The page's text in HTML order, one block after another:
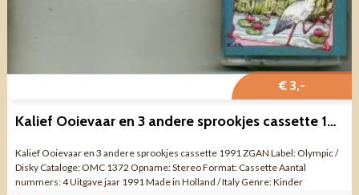
€ 3,-
Kalief Ooievaar en 3 andere sprookjes cassette 1991 ZGAN
Kalief Ooievaar en 3 andere sprookjes cassette 1991 ZGAN Label: Olympic /
Disky Cataloge: OMC 1372 Opname: Stereo Format: Cassette Aantal
nummers: 4 Uitgave jaar 1991 Made in Holland / Italy Genre: Kinder